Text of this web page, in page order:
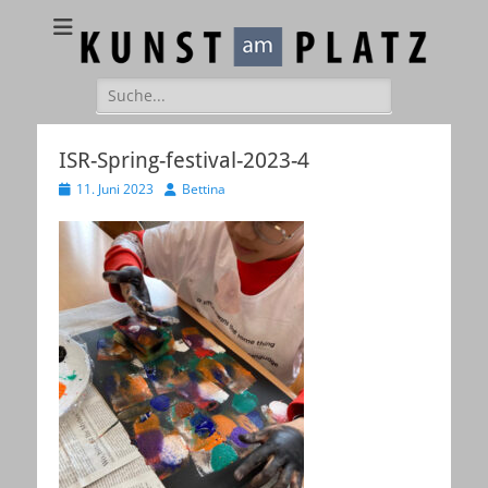
Kunst am Platz
Galerie – Atelier – Kreativ-Events
Suchen
nach:
ISR-Spring-festival-2023-4
Veröffentlicht
11. Juni 2023 AutorBettina